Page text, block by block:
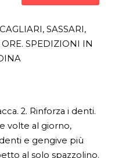
SASSARI,
SPEDIZIONI IN
2. Rinforza i denti.
volte al giorno,
e gengive più
al solo spazzolino.